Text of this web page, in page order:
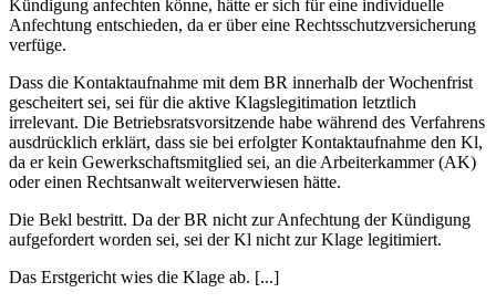
Kündigung anfechten könne, hätte er sich für eine individuelle
Anfechtung entschieden, da er über eine Rechtsschutzversicherung
verfüge.
Dass die Kontaktaufnahme mit dem BR innerhalb der Wochenfrist
gescheitert sei, sei für die aktive Klagslegitimation letztlich
irrelevant. Die Betriebsratsvorsitzende habe während des Verfahrens
ausdrücklich erklärt, dass sie bei erfolgter Kontaktaufnahme den Kl,
da er kein Gewerkschaftsmitglied sei, an die Arbeiterkammer (AK)
oder einen Rechtsanwalt weiterverwiesen hätte.
Die Bekl bestritt. Da der BR nicht zur Anfechtung der Kündigung
aufgefordert worden sei, sei der Kl nicht zur Klage legitimiert.
Das Erstgericht wies die Klage ab. [...]